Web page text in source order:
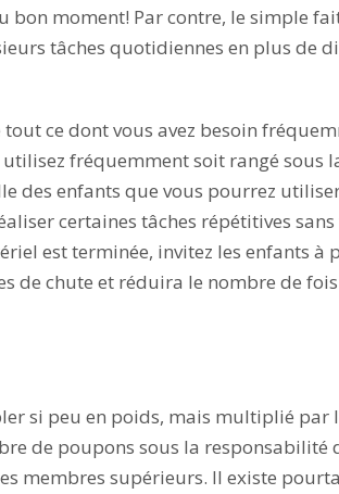
moment! Par contre, le simple
tâches quotidiennes en plus de
ce dont vous avez besoin
fréquemment soit rangé sous
des enfants que vous pourrez
certaines tâches répétitives
est terminée, invitez les enfants à
de chute et réduira le nombre de
si peu en poids, mais multiplié par
de poupons sous la responsabilité
membres supérieurs. Il existe